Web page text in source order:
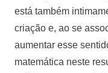
está também
criação e, ao se
aumentar esse
matemática neste